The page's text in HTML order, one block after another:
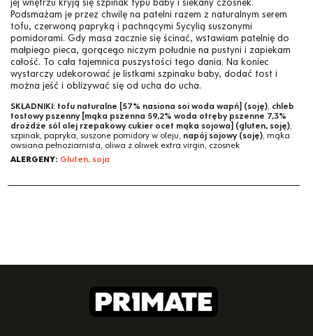
jej wnętrzu kryją się szpinak typu baby i siekany czosnek.
Podsmażam je przez chwilę na patelni razem z naturalnym serem
tofu, czerwoną papryką i pachnącymi Sycylią suszonymi
pomidorami. Gdy masa zacznie się ścinać, wstawiam patelnię do
małpiego pieca, gorącego niczym południe na pustyni i zapiekam
całość. To cała tajemnica puszystości tego dania. Na koniec
wystarczy udekorować je listkami szpinaku baby, dodać tost i
można jeść i oblizywać się od ucha do ucha.
SKŁADNIKI: tofu naturalne [57% nasiona soi woda wapń] (soję), chleb
tostowy pszenny [mąka pszenna 59,2% woda otręby pszenne 7,3%
drożdże sól olej rzepakowy cukier ocet mąka sojowa] (gluten, soję),
szpinak, papryka, suszone pomidory w oleju, napój sojowy (soję), mąka
owsiana pełnoziarnista, oliwa z oliwek extra virgin, czosnek
ALERGENY: Gluten, soja